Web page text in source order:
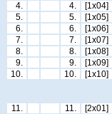
4.
4. [1x04]
5.
5. [1x05]
6.
6. [1x06]
7.
7. [1x07]
8.
8. [1x08]
9.
9. [1x09]
10.
10. [1x10]
11. 11. [2x01]